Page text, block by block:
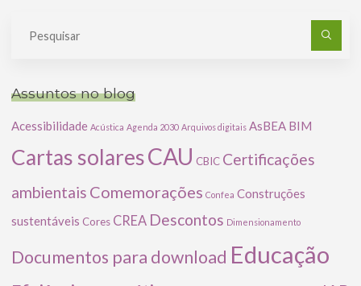
Assuntos no blog
Acessibilidade Acústica Agenda 2030 Arquivos digitais AsBEA BIM
Cartas solaresCAU CBIC Certificações
ambientais Comemorações Confea Construções
sustentáveis Cores CREA Descontos Dimensionamento
Documentos para download Educação